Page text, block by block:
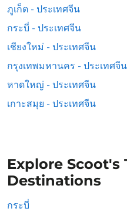
ภูเก็ต - ประเทศจีน
กระบี่ - ประเทศจีน
เชียงใหม่ - ประเทศจีน
กรุงเทพมหานคร - ประเทศจีน
หาดใหญ่ - ประเทศจีน
เกาะสมุย - ประเทศจีน
Explore Scoot's
Destinations
กระบี่